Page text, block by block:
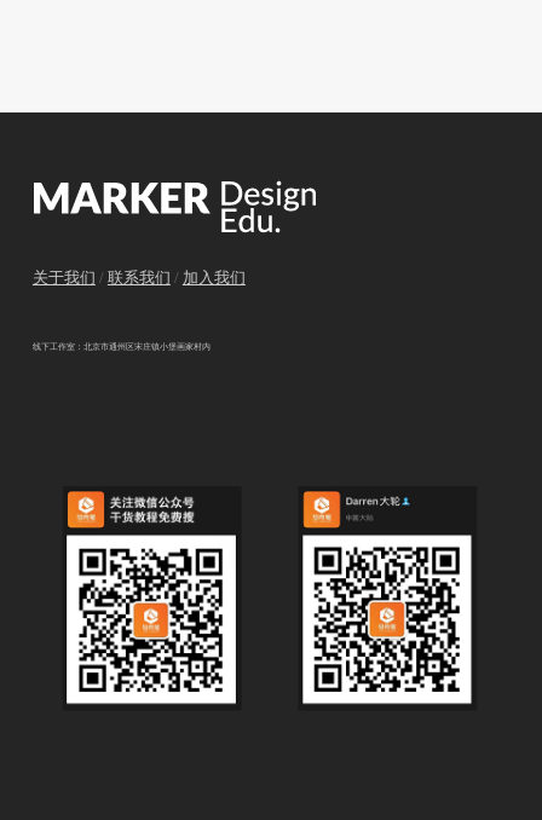
关于我们 / 联系我们 / 加入我们
线下工作室：北京市通州区宋庄镇小堡画家村内